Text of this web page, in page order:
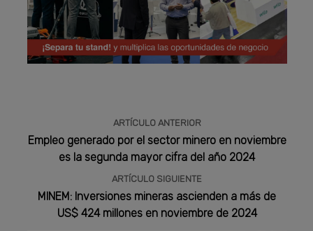
ARTÍCULO ANTERIOR
Empleo generado por el sector minero en noviembre
es la segunda mayor cifra del año 2024
ARTÍCULO SIGUIENTE
MINEM: Inversiones mineras ascienden a más de
US$ 424 millones en noviembre de 2024